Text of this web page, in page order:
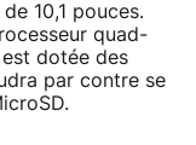
10,1 pouces.
quad-
dotée des
par contre se